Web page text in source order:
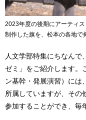
2023年度の後期にアーティ
制作した旗を、松本の各地で
人文学部特集にちなんで
ゼミ」をご紹介します。
ン基幹・発展演習）には
所属していますが、その
参加することができ、毎